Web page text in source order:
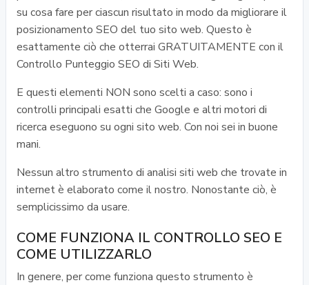
su cosa fare per ciascun risultato in modo da migliorare il
posizionamento SEO del tuo sito web. Questo è
esattamente ciò che otterrai GRATUITAMENTE con il
Controllo Punteggio SEO di Siti Web.
E questi elementi NON sono scelti a caso: sono i
controlli principali esatti che Google e altri motori di
ricerca eseguono su ogni sito web. Con noi sei in buone
mani.
Nessun altro strumento di analisi siti web che trovate in
internet è elaborato come il nostro. Nonostante ciò, è
semplicissimo da usare.
COME FUNZIONA IL CONTROLLO SEO E
COME UTILIZZARLO
In genere, per come funziona questo strumento è